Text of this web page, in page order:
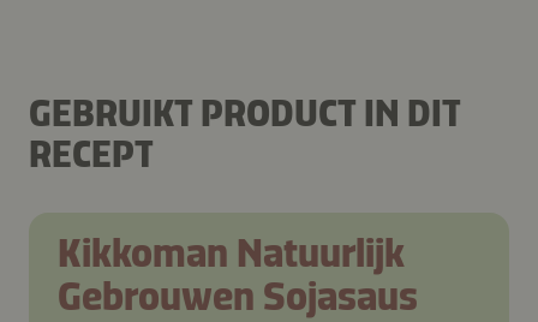
GEBRUIKT PRODUCT IN DIT
RECEPT
Kikkoman Natuurlijk
Gebrouwen Sojasaus